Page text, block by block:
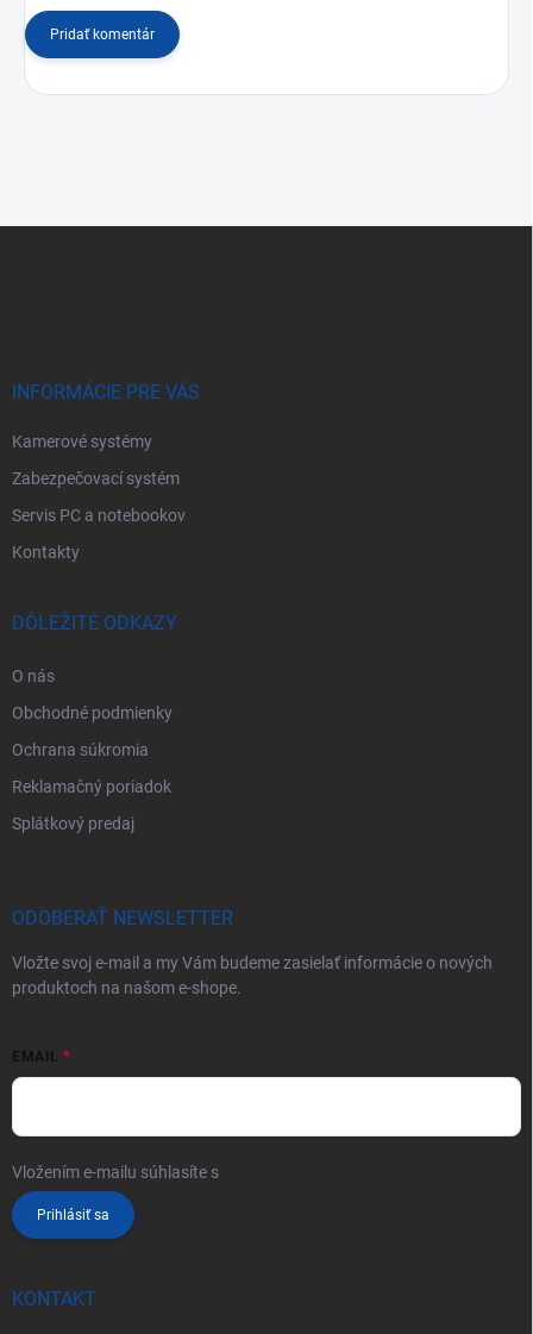
Pridať komentár
INFORMÁCIE PRE VÁS
Kamerové systémy
Zabezpečovací systém
Servis PC a notebookov
Kontakty
DÔLEŽITÉ ODKAZY
O nás
Obchodné podmienky
Ochrana súkromia
Reklamačný poriadok
Splátkový predaj
ODOBERAŤ NEWSLETTER
Vložte svoj e-mail a my Vám budeme zasielať informácie o nových
produktoch na našom e-shope.
EMAIL
Vložením e-mailu súhlasíte s
Prihlásiť sa
KONTAKT